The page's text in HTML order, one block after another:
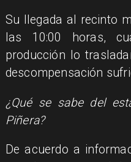
Su llegada al recinto
las 10:00 horas,
producción lo
descompensación
¿Qué se sabe del
Piñera?
De acuerdo a